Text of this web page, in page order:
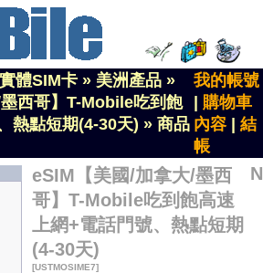
實體SIM卡 » 美洲產品 »
西哥】T-Mobile吃到飽
熱點短期(4-30天) » 商品
我的帳號
購物車
內容
結
帳
eSIM【美國/加拿大/墨西
哥】T-Mobile吃到飽高速
上網+電話門號、熱點短期
(4-30天)
[USTMOSIME7]